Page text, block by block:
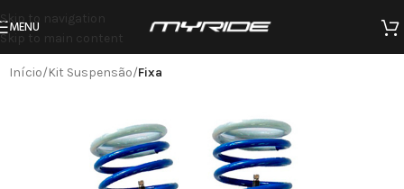
Skip to navigation
Skip to main content
MENU
Início Kit Suspensão Fixa